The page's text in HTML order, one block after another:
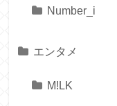
Number_i
エンタメ
M!LK